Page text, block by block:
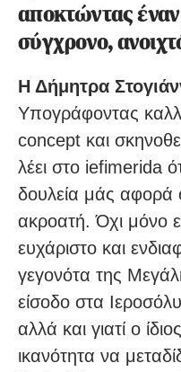
αποκτώντας
σύγχρονο,
Η Δήμητρα
Υπογράφοντας
concept και
λέει στο iefimerida
δουλεία μάς
ακροατή. Όχι μόνο
ευχάριστο και
γεγονότα της
είσοδο στα
αλλά και γιατί ο
ικανότητα να